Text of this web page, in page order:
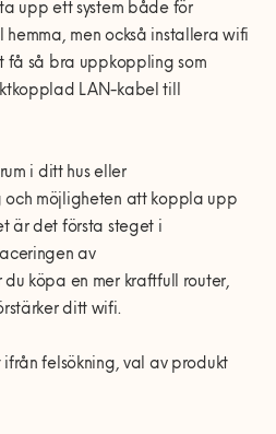
upp ett system både för
men också installera wifi
få så bra uppkoppling som
LAN-kabel till
i ditt hus eller
och möjligheten att koppla upp
är det första steget i
av
du köpa en mer kraftfull router,
ditt wifi.
felsökning, val av produkt